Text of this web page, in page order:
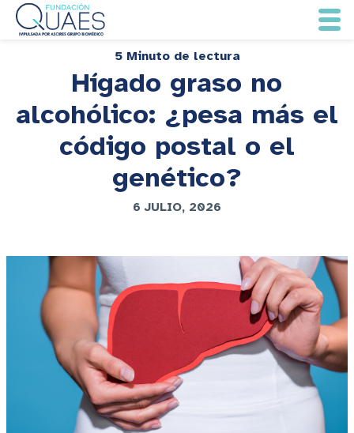
5 Minuto de lectura
Hígado graso no
alcohólico: ¿pesa más el
código postal o el
genético?
6 JULIO, 2026